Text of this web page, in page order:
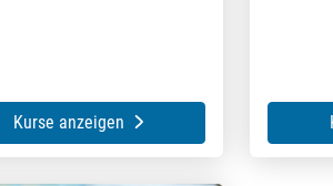
Kurse anzeigen